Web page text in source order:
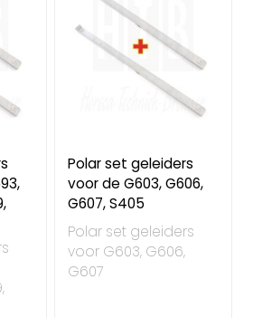
Polar set geleiders
voor de G603, G606,
G607, S405
Polar set geleiders
voor G603, G606,
G607